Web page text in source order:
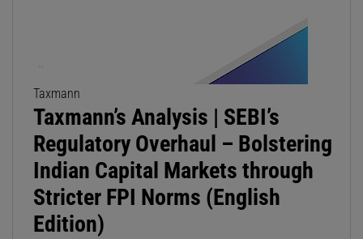
Taxmann
Taxmann’s Analysis | SEBI’s
Regulatory Overhaul – Bolstering
Indian Capital Markets through
Stricter FPI Norms (English
Edition)